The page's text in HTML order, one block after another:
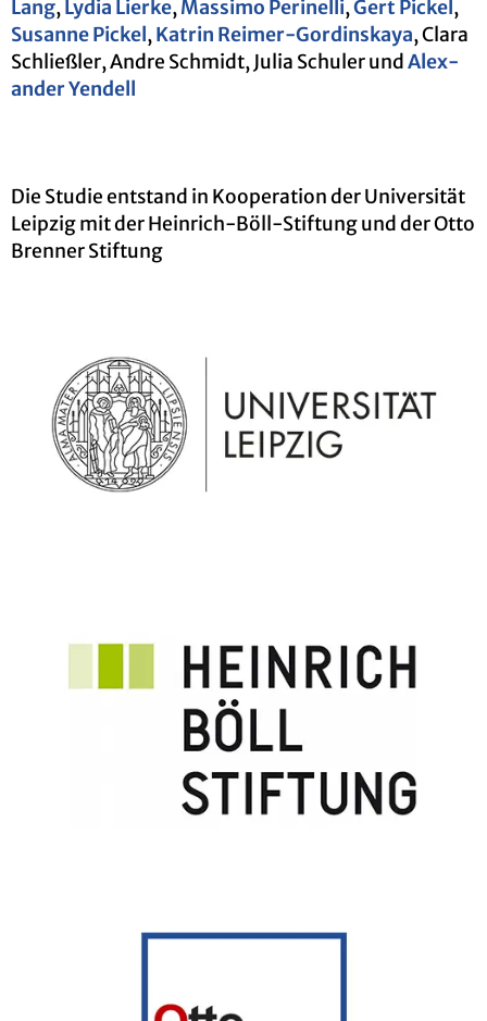
Lang, Lydia Lier­ke,Mas­si­mo Pe­ri­nel­li,Gert Pi­ckel ,
Su­san­ne Pi­ckel,Kat­rin Rei­mer-Gordin­s­ka­ya, Clara
Schlie­ß­ler, Andre Schmidt, Julia Schuler undAlex­
an­der Yen­dell
Die Stu­die ent­stand in Ko­ope­ra­ti­on der Uni­ver­si­tät
Leip­zig mit der Hein­rich-Böll-Stif­tung und der Otto
Bren­ner Stif­tung